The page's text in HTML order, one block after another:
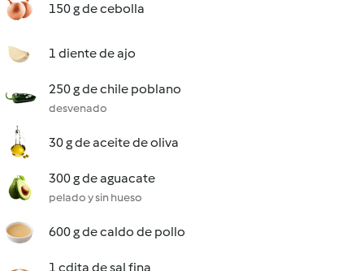
150 g de cebolla
1 diente de ajo
250 g de chile poblano
desvenado
30 g de aceite de oliva
300 g de aguacate
pelado y sin hueso
600 g de caldo de pollo
1 cdita de sal fina